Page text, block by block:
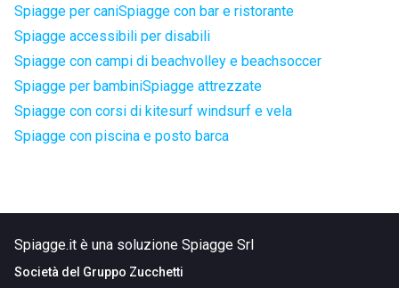
Spiagge per caniSpiagge con bar e ristorante
Spiagge accessibili per disabili
Spiagge con campi di beachvolley e beachsoccer
Spiagge per bambiniSpiagge attrezzate
Spiagge con corsi di kitesurf windsurf e vela
Spiagge con piscina e posto barca
Spiagge.it è una soluzione Spiagge Srl
Società del Gruppo Zucchetti